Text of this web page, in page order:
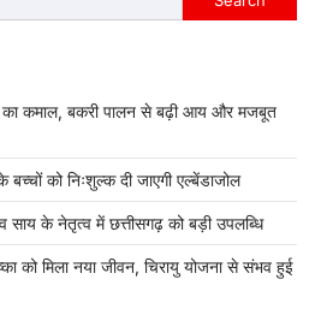
का कमाल, बकरी पालन से बढ़ी आय और मजबूत
को निःशुल्क दी जाएगी एल्बेंडाजोल
साय के नेतृत्व में छत्तीसगढ़ को बड़ी उपलब्धि
को मिला नया जीवन, चिरायु योजना से संभव हुई